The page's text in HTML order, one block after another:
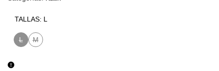
TALLAS: L
Variante
L
Variante
M